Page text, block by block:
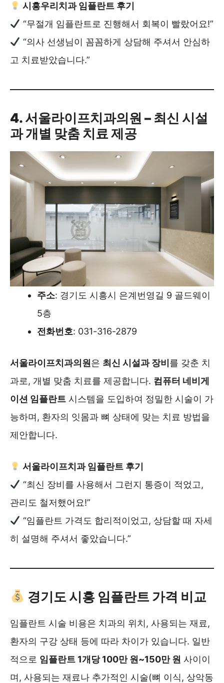
시흥우리치과 임플란트 후기
“무절개 임플란트로 진행해서 회복이 빨랐어요!”
“의사 선생님이 꼼꼼하게 상담해 주셔서 안심하
고 치료받았습니다.”
4. 서울라이프치과의원 – 최신 시설
과 개별 맞춤 치료 제공
주소: 경기도 시흥시 은계번영길 9 골드웨이
5층
전화번호: 031-316-2879
서울라이프치과의원은 최신 시설과 장비를 갖춘 치
과로, 개별 맞춤 치료를 제공합니다. 컴퓨터 네비게
이션 임플란트 시스템을 도입하여 정밀한 시술이 가
능하며, 환자의 잇몸과 뼈 상태에 맞는 치료 방법을
제안합니다.
서울라이프치과 임플란트 후기
“최신 장비를 사용해서 그런지 통증이 적었고,
관리도 철저했어요!”
“임플란트 가격도 합리적이었고, 상담할 때 자세
히 설명해 주셔서 좋았습니다.”
경기도 시흥 임플란트 가격 비교
임플란트 시술 비용은 치과의 위치, 사용되는 재료,
환자의 구강 상태 등에 따라 차이가 있습니다. 일반
적으로 임플란트 1개당 100만 원~150만 원 사이이
며, 사용되는 재료나 추가적인 시술(뼈 이식, 상악동